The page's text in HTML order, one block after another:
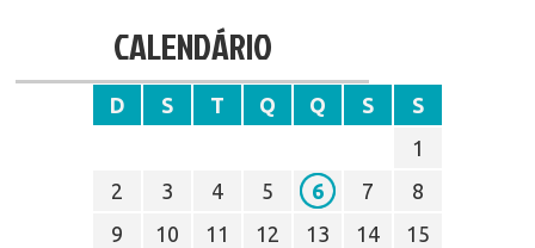
CALENDÁRIO
D S T Q Q S
S
1
2
3 4 5 6 7
8
9
10 11 12 13 14
15